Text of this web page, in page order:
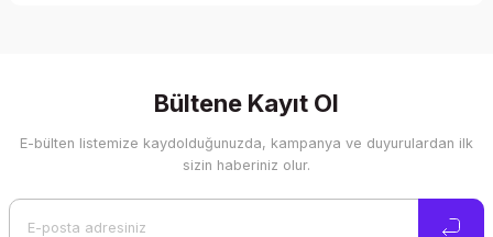
Görüş ve önerileriniz için teşekkür ederiz.
Ürün resmi kalitesiz, bozuk veya görüntülenemiyor.
Bültene Kayıt Ol
E-bülten listemize kaydolduğunuzda, kampanya ve duyurulardan ilk
sizin haberiniz olur.